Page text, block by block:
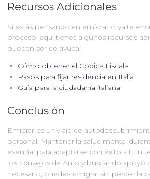
Recursos Adicionales
Si estás pensando en emigrar o ya te
proceso, aquí tienes algunos recursos
pueden ser de ayuda:
Cómo obtener el Codice Fiscale
Pasos para fijar residencia en Italia
Guía para la ciudadanía italiana
Conclusión
Emigrar es un viaje de
personal. Mantener la salud mental
esencial para adaptarse con éxito a tu
los consejos de Anto y buscando apoyo
necesario, puedes emigrar sin perder la